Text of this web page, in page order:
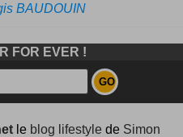
BAUDOUIN
FOR EVER !
le blog lifestylede Simon